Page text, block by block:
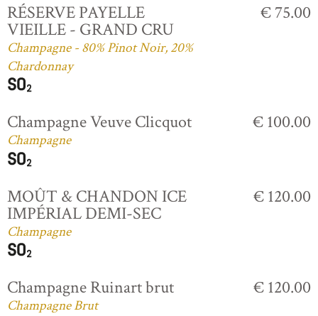
RÉSERVE PAYELLE
VIEILLE - GRAND CRU
Champagne - 80% Pinot Noir, 20%
Chardonnay
€ 75.00
Champagne Veuve Clicquot
Champagne
€ 100.00
MOÛT & CHANDON ICE
IMPÉRIAL DEMI-SEC
Champagne
€ 120.00
Champagne Ruinart brut
Champagne Brut
€ 120.00